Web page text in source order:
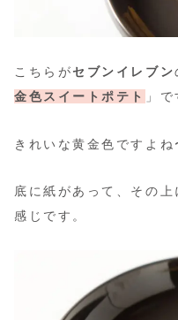
こちらがセブンイレブン
金色スイートポテト
」で
きれいな黄金色ですよね
底に紙があって、その
感じです。